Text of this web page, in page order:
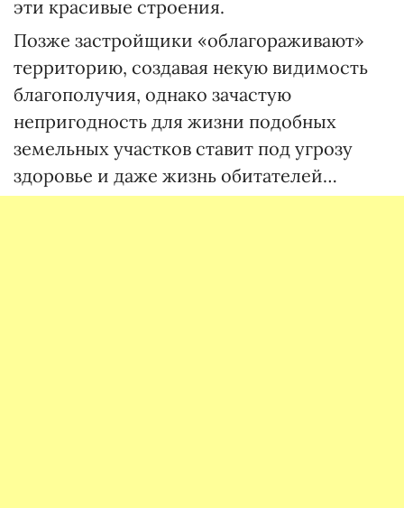
эти красивые строения.
Позже застройщики «облагораживают»
территорию, создавая некую видимость
благополучия, однако зачастую
непригодность для жизни подобных
земельных участков ставит под угрозу
здоровье и даже жизнь обитателей…